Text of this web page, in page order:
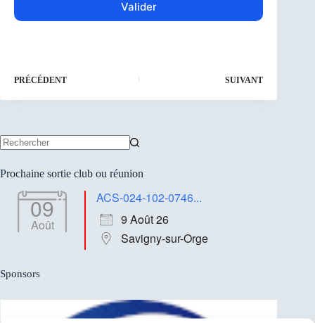
PRÉCÉDENT SUIVANT
résultat
Prochaine sortie club ou réunion
09
Août
ACS-024-102-0746...
9 Août 26
Savigny-sur-Orge
Sponsors